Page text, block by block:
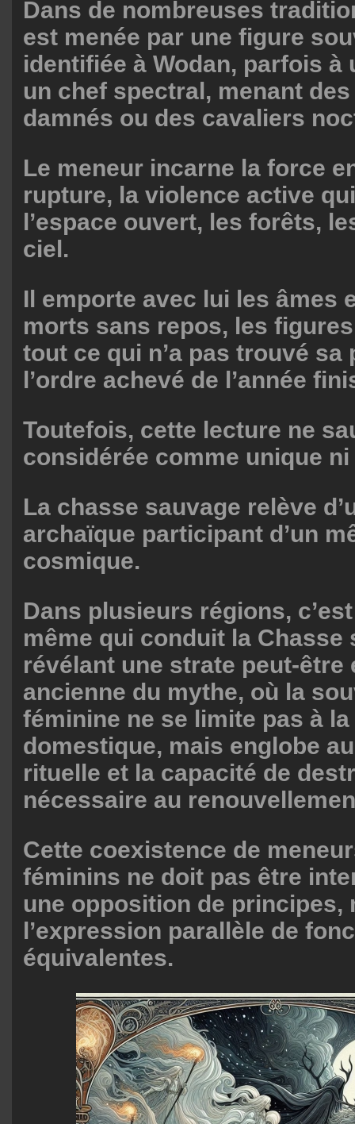
Dans de nombreuses
est menée par une figure
identifiée à Wodan, parfois à
un chef spectral, menant
damnés ou des cavaliers
Le meneur incarne la force
rupture, la violence active
l’espace ouvert, les forêts,
ciel.
Il emporte avec lui les âmes
morts sans repos, les
tout ce qui n’a pas trouvé sa
l’ordre achevé de l’année
Toutefois, cette lecture ne
considérée comme unique
La chasse sauvage relève
archaïque participant d’un
cosmique.
Dans plusieurs régions,
même qui conduit la Chasse
révélant une strate peut-être
ancienne du mythe, où la
féminine ne se limite pas à
domestique, mais englobe
rituelle et la capacité de
nécessaire au
Cette coexistence de
féminins ne doit pas être
une opposition de principes,
l’expression parallèle de
équivalentes.